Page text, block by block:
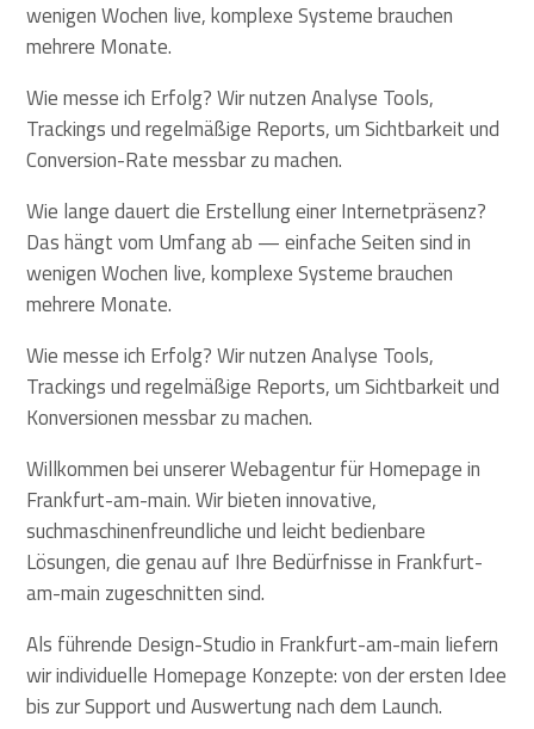
wenigen Wochen live, komplexe Systeme brauchen
mehrere Monate.
Wie messe ich Erfolg? Wir nutzen Analyse Tools,
Trackings und regelmäßige Reports, um Sichtbarkeit und
Conversion-Rate messbar zu machen.
Wie lange dauert die Erstellung einer Internetpräsenz?
Das hängt vom Umfang ab — einfache Seiten sind in
wenigen Wochen live, komplexe Systeme brauchen
mehrere Monate.
Wie messe ich Erfolg? Wir nutzen Analyse Tools,
Trackings und regelmäßige Reports, um Sichtbarkeit und
Konversionen messbar zu machen.
Willkommen bei unserer Webagentur für Homepage in
Frankfurt-am-main. Wir bieten innovative,
suchmaschinenfreundliche und leicht bedienbare
Lösungen, die genau auf Ihre Bedürfnisse in Frankfurt-
am-main zugeschnitten sind.
Als führende Design-Studio in Frankfurt-am-main liefern
wir individuelle Homepage Konzepte: von der ersten Idee
bis zur Support und Auswertung nach dem Launch.